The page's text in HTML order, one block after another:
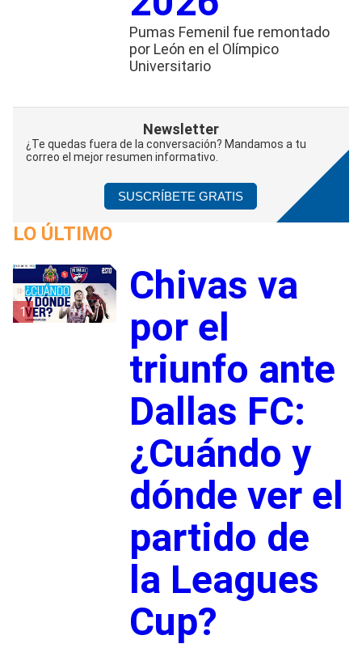
Pumas Femenil fue remontado
por León en el Olímpico
Universitario
Newsletter
¿Te quedas fuera de la conversación? Mandamos a tu
correo el mejor resumen informativo.
SUSCRÍBETE GRATIS
LO ÚLTIMO
1
Chivas va
por el
triunfo ante
Dallas FC:
¿Cuándo y
dónde ver el
partido de
la Leagues
Cup?